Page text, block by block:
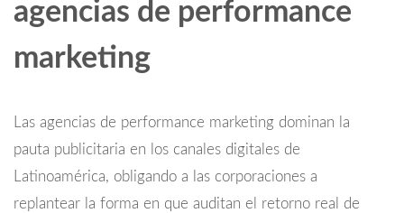
agencias de performance
marketing
Las agencias de performance marketing dominan la
pauta publicitaria en los canales digitales de
Latinoamérica, obligando a las corporaciones a
replantear la forma en que auditan el retorno real de